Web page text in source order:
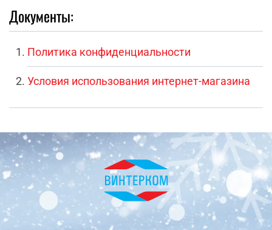
Документы:
Политика конфиденциальности
Условия использования интернет-магазина